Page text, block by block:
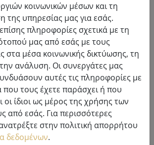
φώτων νεράιδων
συστήματος Tech-Line LED 230V
Sirius Tech-
Start 230V 1,5 m
κοινωνικών μέσων και τη
της υπηρεσίας μας για εσάς.
πληροφορίες σχετικά με τη
μας από εσάς με τους
στα μέσα κοινωνικής δικτύωσης, τη
ανάλυση. Οι συνεργάτες μας
αυτές τις πληροφορίες με
τους έχετε παράσχει ή που
οι ίδιοι ως μέρος της χρήσης των
από εσάς. Για περισσότερες
στην πολιτική απορρήτου
δεδομένων.